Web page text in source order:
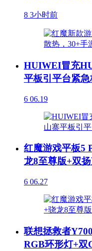
8 3小时前
HUIWEI冒充
平板引平台紧
6 06.19
红魔游戏平板5
龙8至尊版+双
6 06.27
联想拯救者
RGB环形灯+双